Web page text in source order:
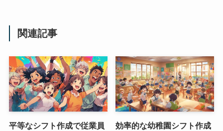
関連記事
平等なシフト作成で従業員
効率的な幼稚園シフト作成